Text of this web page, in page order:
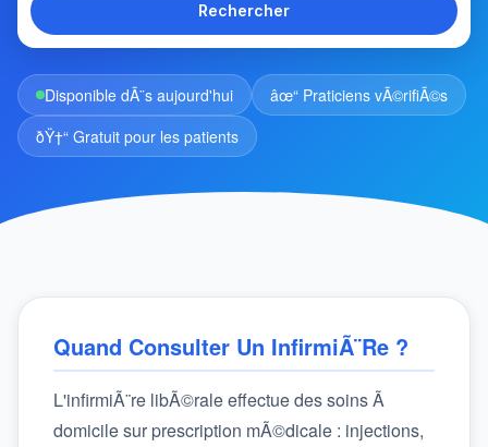
Rechercher
Disponible dÃ¨s aujourd'hui
âœ“ Praticiens vÃ©rifiÃ©s
ðŸ†“ Gratuit pour les patients
Quand Consulter Un InfirmiÃ¨re ?
L'infirmiÃ¨re libÃ©rale effectue des soins Ã
domicile sur prescription mÃ©dicale : injections,